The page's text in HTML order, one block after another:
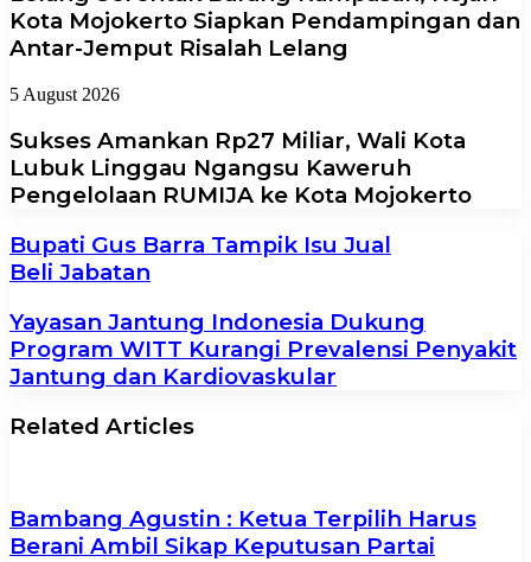
Kota Mojokerto Siapkan Pendampingan dan
Antar-Jemput Risalah Lelang
5 August 2026
Sukses Amankan Rp27 Miliar, Wali Kota
Lubuk Linggau Ngangsu Kaweruh
Pengelolaan RUMIJA ke Kota Mojokerto
Bupati Gus Barra Tampik Isu Jual
Beli Jabatan
Yayasan Jantung Indonesia Dukung
Program WITT Kurangi Prevalensi Penyakit
Jantung dan Kardiovaskular
Related Articles
Bambang Agustin : Ketua Terpilih Harus
Berani Ambil Sikap Keputusan Partai